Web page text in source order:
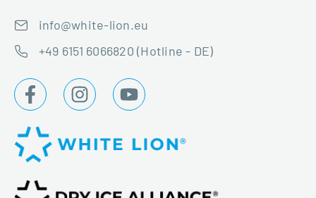
info@white-lion.eu
+49 6151 6066820 (Hotline - DE)